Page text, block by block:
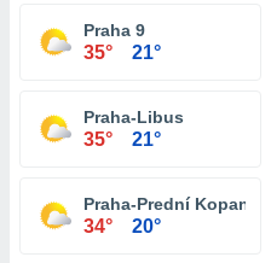
Praha 9
35° 21°
Praha-Libus
35° 21°
Praha-Prední Kopanina
34° 20°